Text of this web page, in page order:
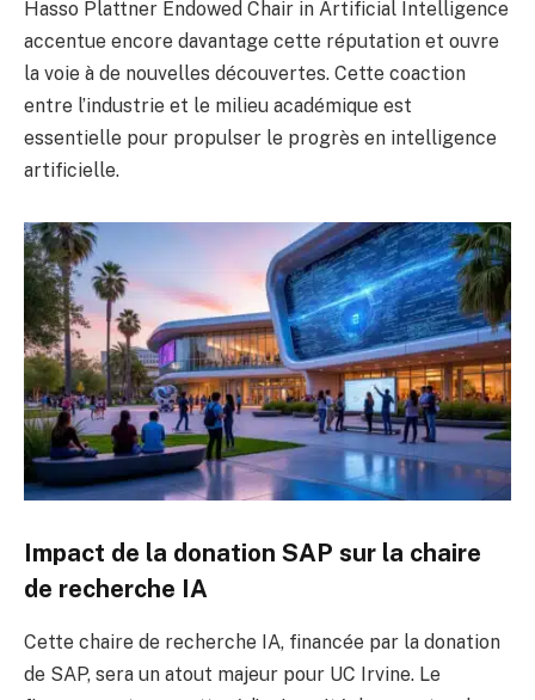
Hasso Plattner Endowed Chair in Artificial Intelligence
accentue encore davantage cette réputation et ouvre
la voie à de nouvelles découvertes. Cette coaction
entre l’industrie et le milieu académique est
essentielle pour propulser le progrès en intelligence
artificielle.
Impact de la donation SAP sur la chaire
de recherche IA
Cette chaire de recherche IA, financée par la donation
de SAP, sera un atout majeur pour UC Irvine. Le